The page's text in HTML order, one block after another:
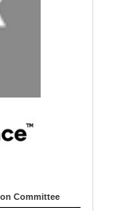
Committee